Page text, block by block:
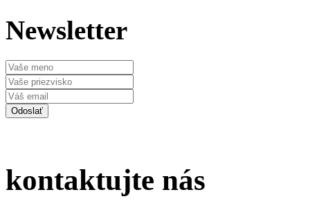
Newsletter
kontaktujte nás